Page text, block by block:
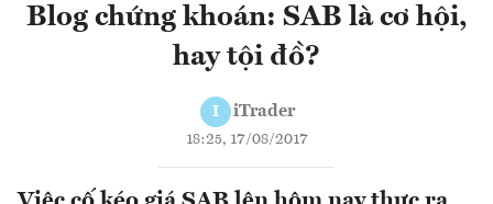
Blog chứng khoán: SAB là cơ hội,
hay tội đồ?
I iTrader
18:25, 17/08/2017